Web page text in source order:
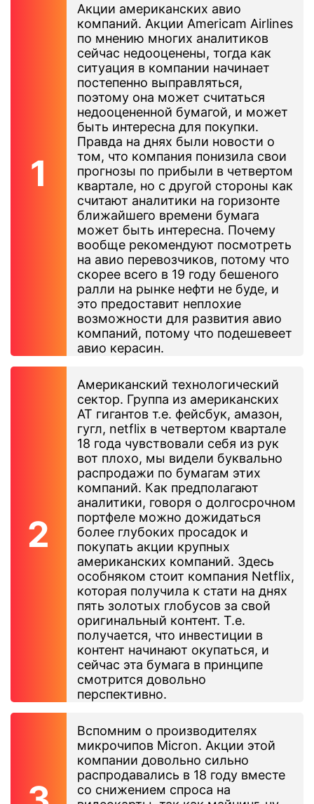
Акции американских авио
компаний. Акции Americam Airlines
по мнению многих аналитиков
сейчас недооценены, тогда как
ситуация в компании начинает
постепенно выправляться,
поэтому она может считаться
недооцененной бумагой, и может
быть интересна для покупки.
Правда на днях были новости о
том, что компания понизила свои
прогнозы по прибыли в четвертом
квартале, но с другой стороны как
считают аналитики на горизонте
ближайшего времени бумага
может быть интересна. Почему
вообще рекомендуют посмотреть
на авио перевозчиков, потому что
скорее всего в 19 году бешеного
ралли на рынке нефти не буде, и
это предоставит неплохие
возможности для развития авио
компаний, потому что подешевеет
авио керасин.
Американский технологический
сектор. Группа из американских
AT гигантов т.е. фейсбук, амазон,
гугл, netflix в четвертом квартале
18 года чувствовали себя из рук
вот плохо, мы видели буквально
распродажи по бумагам этих
компаний. Как предполагают
аналитики, говоря о долгосрочном
портфеле можно дожидаться
более глубоких просадок и
покупать акции крупных
американских компаний. Здесь
особняком стоит компания Netflix,
которая получила к стати на днях
пять золотых глобусов за свой
оригинальный контент. Т.е.
получается, что инвестиции в
контент начинают окупаться, и
сейчас эта бумага в принципе
смотрится довольно
перспективно.
Вспомним о производителях
микрочипов Micron. Акции этой
компании довольно сильно
распродавались в 18 году вместе
со снижением спроса на